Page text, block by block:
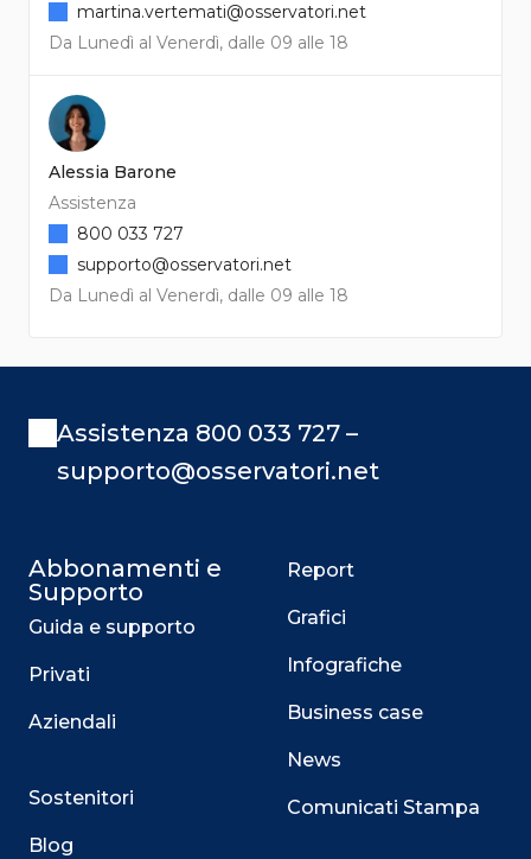
Da Lunedì al Venerdì, dalle 09 alle 18
martina.vertemati@osservatori.net
Alessia Barone
Assistenza
Da Lunedì al Venerdì, dalle 09 alle 18
800 033 727
supporto@osservatori.net
Assistenza 800 033 727 –
supporto@osservatori.net
Abbonamenti e
Supporto
Guida e supporto
Privati
Aziendali
Sostenitori
Blog
Report
Grafici
Infografiche
Business case
News
Comunicati Stampa